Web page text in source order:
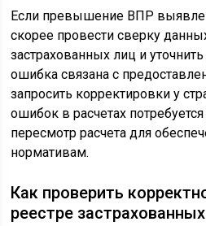
Если превышение ВПР
скорее провести сверку
застрахованных лиц и
ошибка связана с
запросить корректировки у
ошибок в расчетах
пересмотр расчета для
нормативам.
Как проверить
реестре